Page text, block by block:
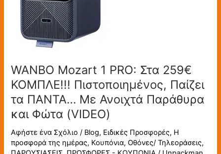
WANBO Mozart 1 PRO: Στα 259€
ΚΟΜΠΛΕ!!! Πιστοποιημένος, Παίζει
τα ΠΑΝΤΑ… Με Ανοιχτά Παράθυρα
και Φώτα (VIDEO)
Αφήστε ένα Σχόλιο / Blog, Ειδικές Προσφορές, Η
προσφορά της ημέρας, Κουπόνια,Οθόνες/ Τηλεοράσεις,
Στα
259€
ΚΟΜΠΛΕ!!!
Πιστοποιημένος,
τα
ΠΑΝΤΑ…
Με
Ανοιχτά
Παράθυρα
Φώτα
(VIDEO)